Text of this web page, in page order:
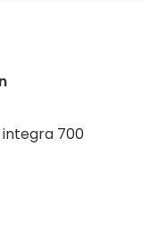
integra 700